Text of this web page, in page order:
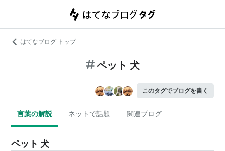
はてなブログ トップ
ペット 犬
このタグでブログを書く
言葉の解説 ネットで話題 関連ブログ
ペット 犬